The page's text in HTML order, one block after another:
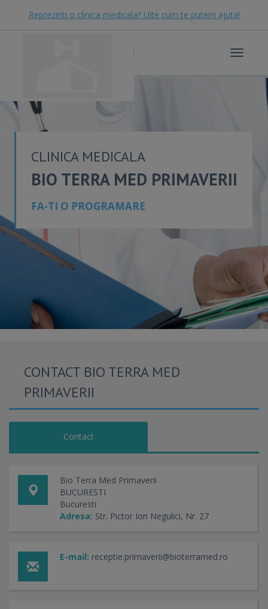
Reprezinti o clinica medicala? Uite cum te putem ajuta!
Toggle
CLINICA MEDICALA
BIO TERRA MED PRIMAVERII
FA-TI O PROGRAMARE
CONTACT BIO TERRA MED
PRIMAVERII
Contact
Bio Terra Med Primaverii
BUCURESTI
Bucuresti
Adresa: Str. Pictor Ion Negulici, Nr. 27
E-mail: receptie.primaverii@bioterramed.ro